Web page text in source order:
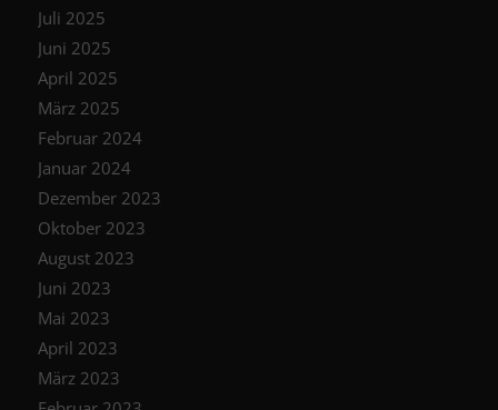
Juli 2025
Juni 2025
April 2025
März 2025
Februar 2024
Januar 2024
Dezember 2023
Oktober 2023
August 2023
Juni 2023
Mai 2023
April 2023
März 2023